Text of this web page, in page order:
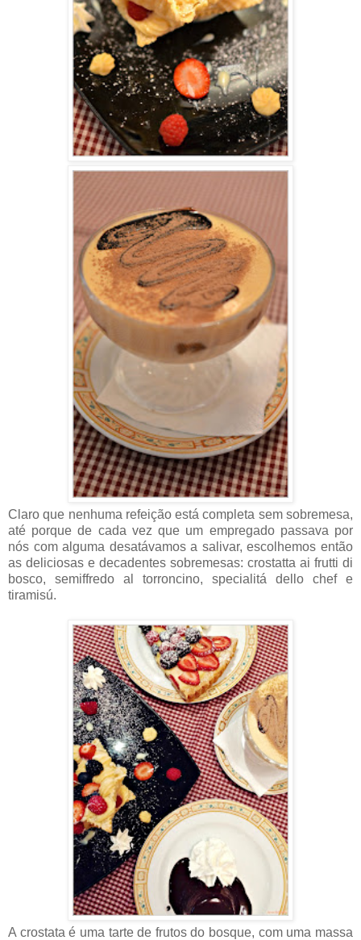
Claro que nenhuma refeição está completa sem sobremesa,
até porque de cada vez que um empregado passava por
nós com alguma desatávamos a salivar, escolhemos então
as deliciosas e decadentes sobremesas: crostatta ai frutti di
bosco, semiffredo al torroncino, specialitá dello chef e
tiramisú.
A crostata é uma tarte de frutos do bosque, com uma massa